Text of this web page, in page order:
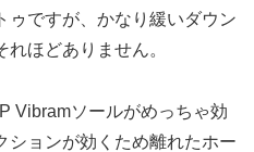
ゥですが、かなり緩いダウン
れほどありません。
Vibramソールがめっちゃ効
ションが効くため離れたホー